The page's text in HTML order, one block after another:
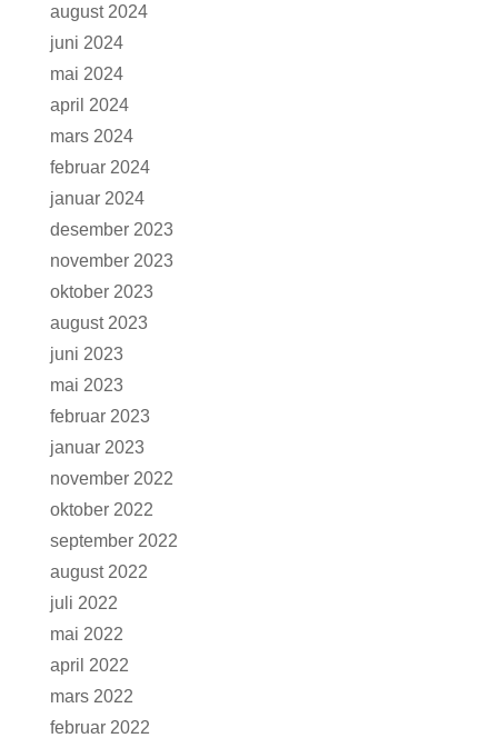
august 2024
juni 2024
mai 2024
april 2024
mars 2024
februar 2024
januar 2024
desember 2023
november 2023
oktober 2023
august 2023
juni 2023
mai 2023
februar 2023
januar 2023
november 2022
oktober 2022
september 2022
august 2022
juli 2022
mai 2022
april 2022
mars 2022
februar 2022